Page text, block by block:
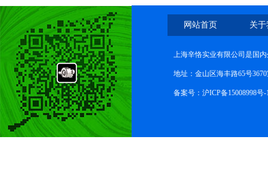
网站首页 关
上海辛恪实业有限公司是国
地址：金山区海丰路65号
备案号： 沪ICP备15008998号-